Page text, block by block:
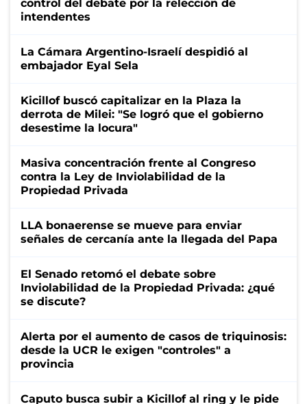
control del debate por la relección de
intendentes
La Cámara Argentino-Israelí despidió al
embajador Eyal Sela
Kicillof buscó capitalizar en la Plaza la
derrota de Milei: "Se logró que el gobierno
desestime la locura"
Masiva concentración frente al Congreso
contra la Ley de Inviolabilidad de la
Propiedad Privada
LLA bonaerense se mueve para enviar
señales de cercanía ante la llegada del Papa
El Senado retomó el debate sobre
Inviolabilidad de la Propiedad Privada: ¿qué
se discute?
Alerta por el aumento de casos de triquinosis:
desde la UCR le exigen "controles" a
provincia
Caputo busca subir a Kicillof al ring y le pide